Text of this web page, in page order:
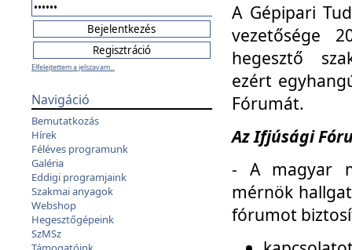
Elfelejtettem a jelszavam...
Navigáció
Bemutatkozás
Hírek
Féléves programunk
Galéria
Eddigi programjaink
Szakmai anyagok
Webshop
Hegesztőgépeink
SzMSz
A Gépipari
vezetősége
hegesztő
ezért
Fórumát.
Az Ifjúsági
- A magyar
mérnök
fórumot